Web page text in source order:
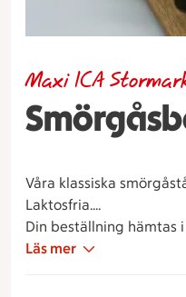
Maxi ICA
Våra klassiska
Laktosfria.
Din beställning hämtas
er en kundvagn in för
Läs mer